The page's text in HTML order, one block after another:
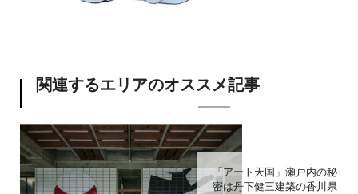
関連するエリアのオススメ記事
「アート天国」瀬戸内の秘
密は丹下健三建築の香川県